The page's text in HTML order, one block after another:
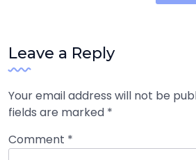
Leave a Reply
Your email address will not be
fields are marked *
Comment *